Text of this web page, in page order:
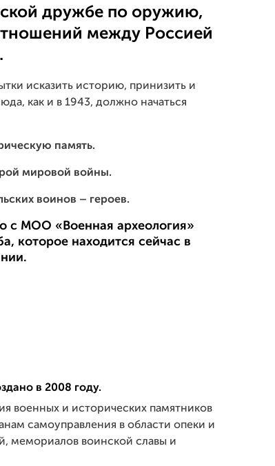
дружбе по оружию,
между Россией
исказить историю, принизить и
как и в 1943, должно начаться
память.
мировой войны.
воинов – героев.
с МОО «Военная археология»
которое находится сейчас в
в 2008 году.
военных и исторических памятников
самоуправления в области опеки и
мемориалов воинской славы и